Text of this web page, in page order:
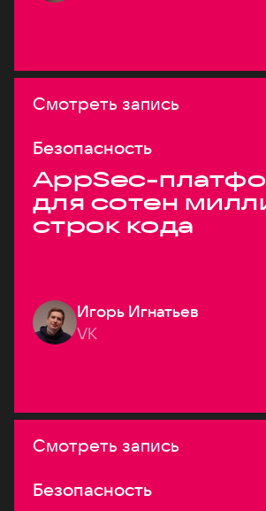
Смотреть запись
Безопасность
AppSec-
для сотен
строк кода
Игорь Игнатьев
VK
Смотреть запись
Безопасность